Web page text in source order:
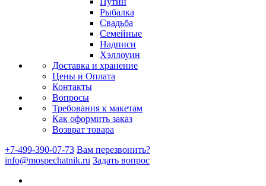
Рыбалка
Свадьба
Семейные
Надписи
Хэллоуин
Доставка и хранение
Цены и Оплата
Контакты
Вопросы
Требования к макетам
Как оформить заказ
Возврат товара
+7-499-390-07-73 Вам перезвонить?
info@mospechatnik.ru Задать вопрос